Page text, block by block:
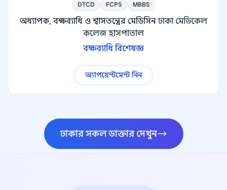
DTCD FCPS MBBS
অধ্যাপক, বক্ষব্যাধি ও শ্বাসতন্ত্রের মেডিসিন ঢাকা মেডিকেল
কলেজ হাসপাতাল
বক্ষব্যাধি বিশেষজ্ঞ
অ্যাপয়েন্টমেন্ট নিন
ঢাকার সকল ডাক্তার দেখুন